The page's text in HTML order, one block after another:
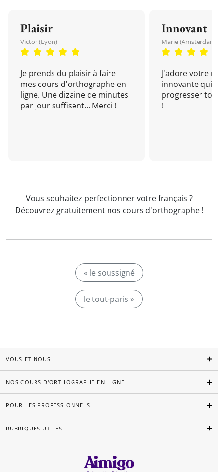
Plaisir
Victor (Lyon)
Je prends du plaisir à faire
mes cours d'orthographe en
ligne. Une dizaine de minutes
par jour suffisent... Merci !
Innovant
Marie (Amsterdam)
J'adore votre
innovante qui
progresser
!
Vous souhaitez perfectionner votre français ?
Découvrez gratuitement nos cours d'orthographe !
« le soussigné
le tout-paris »
VOUS ET NOUS
NOS COURS D'ORTHOGRAPHE EN LIGNE
POUR LES PROFESSIONNELS
RUBRIQUES UTILES